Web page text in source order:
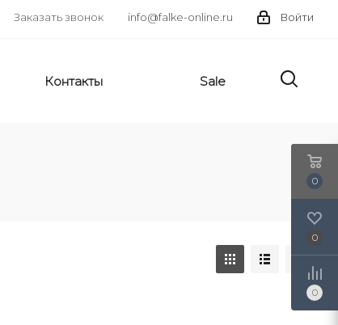
Войти
info@falke-online.ru
Заказать звонок
Контакты Sale
0
0
0